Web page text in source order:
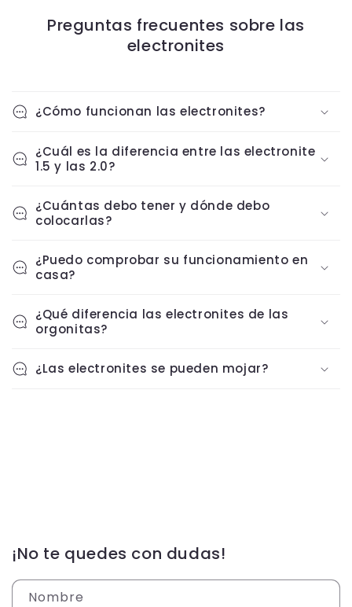
Preguntas frecuentes sobre las
electronites
¿Cómo funcionan las electronites?
¿Cuál es la diferencia entre las electronite
1.5 y las 2.0?
¿Cuántas debo tener y dónde debo
colocarlas?
¿Puedo comprobar su funcionamiento en
casa?
¿Qué diferencia las electronites de las
orgonitas?
¿Las electronites se pueden mojar?
¡No te quedes con dudas!
Nombre